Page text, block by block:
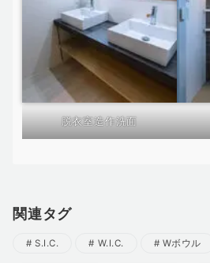
脱衣室造作洗面
関連タグ
S.I.C. W.I.C. Wボウル